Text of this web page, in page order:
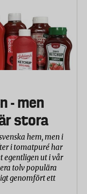
- men
stora
hem, men i
i tomatpuré har
egentligen ut i vår
tolv populära
genomfört ett